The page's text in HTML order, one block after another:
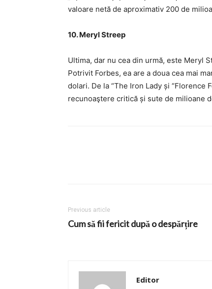
valoare netă de aproximativ 200 de
10. Meryl Streep
Ultima, dar nu cea din urmă, este Meryl
Potrivit Forbes, ea are a doua cea mai
dolari. De la “The Iron Lady și
recunoaştere critică și sute de milioane
Previous article
Cum să fii fericit după o despărțire
Editor